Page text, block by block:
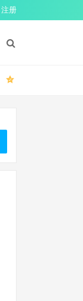
注册